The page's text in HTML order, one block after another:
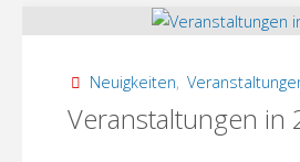
Weiß,
VII"
Neuigkeiten,
Veranstaltungen in